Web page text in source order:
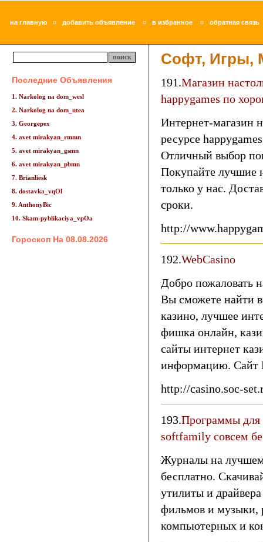
на главную ¤ добавить объявление ¤ в избранное ¤ обратная связь
Последние Объявления
1. Narkolog na dom_wesl
2. Narkolog na dom_utea
3. Georgepex
4. avet mirakyan_rmmn
5. avet mirakyan_gsmn
6. avet mirakyan_pbmn
7. Brianliesk
8. dostavka_vqOl
9. AnthonyBic
10. Skam-pyblikaciya_vpOa
Гороскоп На 08.08.2026
Софт, Игры,
191.Магазин
happygames по
Интернет-магазин
ресурсе
Отличный выбор
Покупайте лучшие
только у нас.
сроки.
http://
192.WebCasino
Добро пожаловать
Вы сможете найти
казино, лучшее
фишка онлайн,
сайты интернет
информацию. Сайт
http://casino.soc-
193.Программы для
softfamily совсем
Журналы на
бесплатно.
утилиты и
фильмов и музыки,
компьютерных и